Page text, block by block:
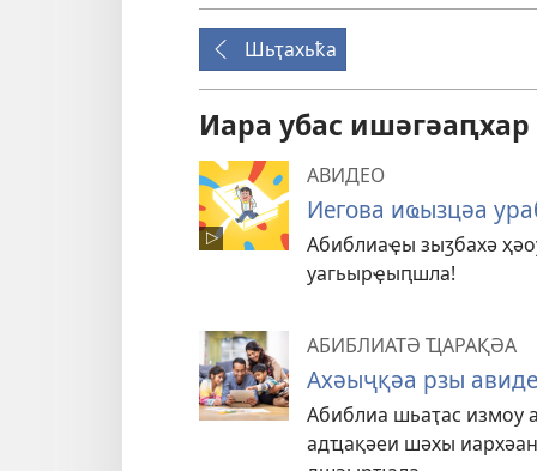
Шьҭахьҟа
Иара убас ишәгәаԥхар
АВИДЕО
Иегова иҩызцәа
Абиблиаҿы зыӡбахә
уагьырҿыԥшла!
АБИБЛИАТӘ ҴАРАҚӘА
Ахәыҷқәа рзы
Абиблиа шьаҭас измоу
адҵақәеи шәхы